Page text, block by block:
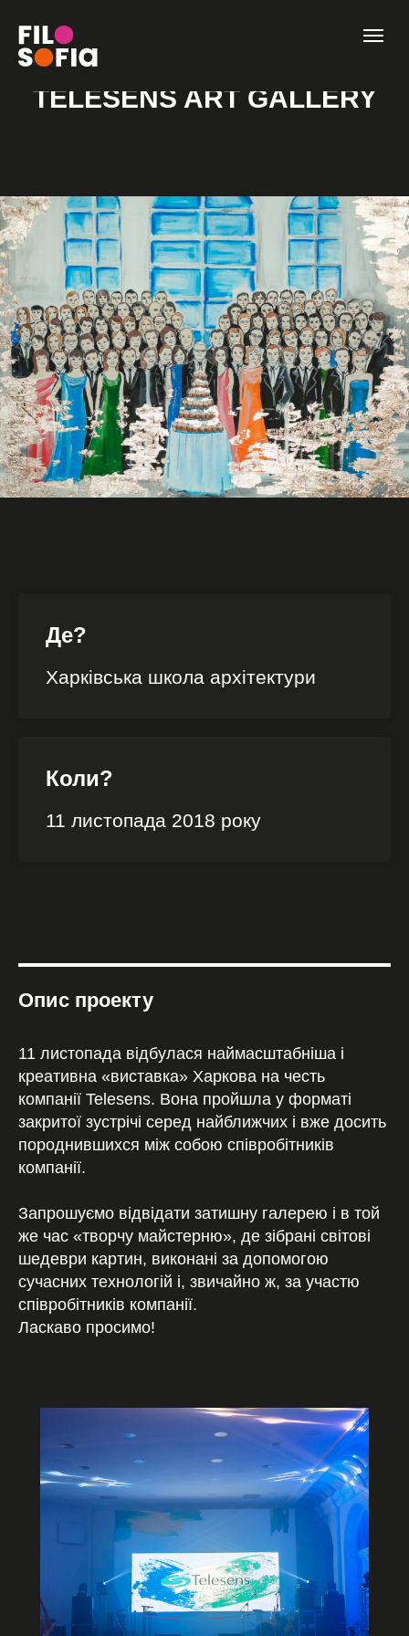
TELESENS ART GALLERY
Де?
Харківська школа архітектури
Коли?
11 листопада 2018 року
Опис проекту
11 листопада відбулася наймасштабніша і
креативна «виставка» Харкова на честь
компанії Telesens. Вона пройшла у форматі
закритої зустрічі серед найближчих і вже досить
породнившихся між собою співробітників
компанії.
Запрошуємо відвідати затишну галерею і в той
же час «творчу майстерню», де зібрані світові
шедеври картин, виконані за допомогою
сучасних технологій і, звичайно ж, за участю
співробітників компанії.
Ласкаво просимо!